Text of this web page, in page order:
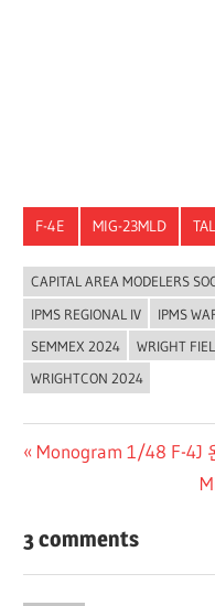
F-4E MIG-23MLD
CAPITAL AREA MODELERS
IPMS REGIONAL IV
IPMS
SEMMEX 2024
WRIGHT
WRIGHTCON 2024
글
색
Previous
Monogram 1/48 F-4J
3 comments